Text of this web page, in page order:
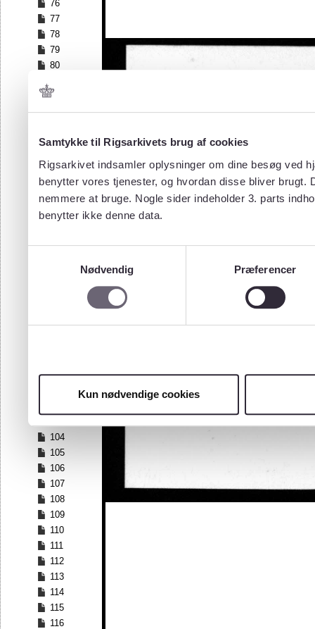
Samtykke til Rigsarkivets brug af cookies
Rigsarkivet indsamler oplysninger om dine besøg ved
benytter vores tjenester, og hvordan disse bliver
nemmere at bruge. Nogle sider indeholder 3. parts
benytter ikke denne data.
Nødvendig
Præferencer
Kun nødvendige cookies
76
77
78
79
80
82
83
85
87
88
89
90
97
100
104
105
106
107
108
109
110
111
112
113
114
115
116